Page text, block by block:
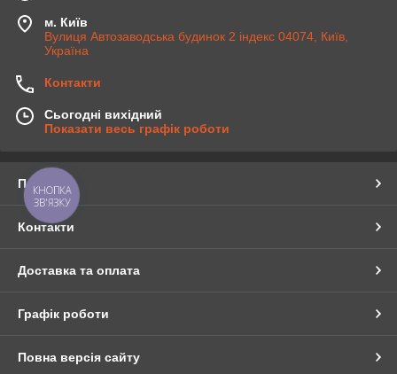
м. Київ
Вулиця Автозаводська будинок 2 індекс 04074, Київ,
Україна
Контакти
Сьогодні вихідний
Показати весь графік роботи
Про нас
Контакти
Доставка та оплата
Графік роботи
Повна версія сайту
КНОПКА
ЗВ'ЯЗКУ